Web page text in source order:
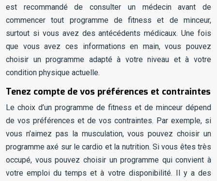
est recommandé de consulter un médecin avant de
commencer tout programme de fitness et de minceur,
surtout si vous avez des antécédents médicaux. Une fois
que vous avez ces informations en main, vous pouvez
choisir un programme adapté à votre niveau et à votre
condition physique actuelle.
Tenez compte de vos préférences et contraintes
Le choix d’un programme de fitness et de minceur dépend
de vos préférences et de vos contraintes. Par exemple, si
vous n’aimez pas la musculation, vous pouvez choisir un
programme axé sur le cardio et la nutrition. Si vous êtes très
occupé, vous pouvez choisir un programme qui convient à
votre emploi du temps et à votre disponibilité. Il y a des